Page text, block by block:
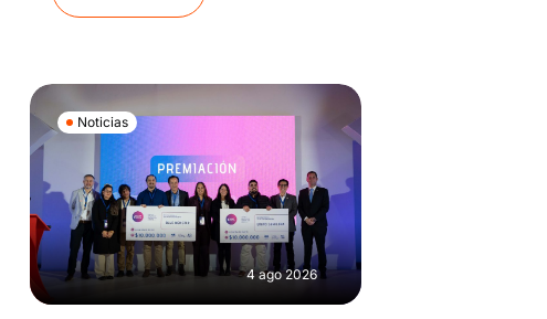
Noticias
4 ago 2026